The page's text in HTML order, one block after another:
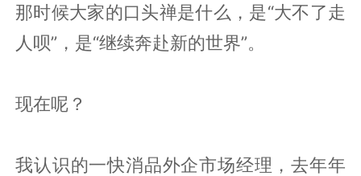
那时候大家的口头禅是什么，是“大不了走
人呗”，是“继续奔赴新的世界”。
现在呢？
我认识的一快消品外企市场经理，去年年